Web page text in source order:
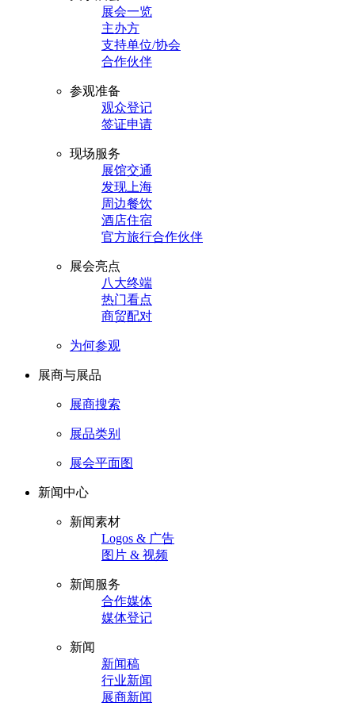
展会一览
主办方
支持单位/协会
合作伙伴
参观准备
观众登记
签证申请
现场服务
展馆交通
发现上海
周边餐饮
酒店住宿
官方旅行合作伙伴
展会亮点
八大终端
热门看点
商贸配对
为何参观
展商与展品
展商搜索
展品类别
展会平面图
新闻中心
新闻素材
Logos & 广告
图片 & 视频
新闻服务
合作媒体
媒体登记
新闻
新闻稿
行业新闻
展商新闻